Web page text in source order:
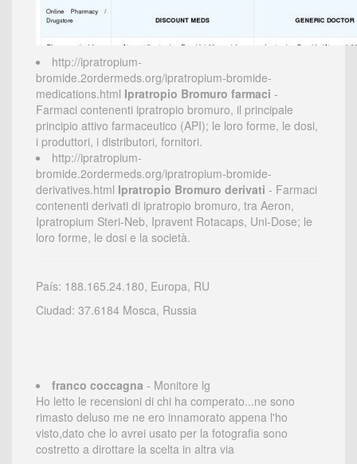
http://ipratropium-
bromide.2ordermeds.org/ipratropium-bromide-
medications.html Ipratropio Bromuro farmaci -
Farmaci contenenti ipratropio bromuro, il principale
principio attivo farmaceutico (API); le loro forme, le dosi,
i produttori, i distributori, fornitori.
http://ipratropium-
bromide.2ordermeds.org/ipratropium-bromide-
derivatives.html Ipratropio Bromuro derivati - Farmaci
contenenti derivati di ipratropio bromuro, tra Aeron,
Ipratropium Steri-Neb, Ipravent Rotacaps, Uni-Dose; le
loro forme, le dosi e la società.
País: 188.165.24.180, Europa, RU
Ciudad: 37.6184 Mosca, Russia
franco coccagna - Monitore lg
Ho letto le recensioni di chi ha comperato...ne sono
rimasto deluso me ne ero innamorato appena l'ho
visto,dato che lo avrei usato per la fotografia sono
costretto a dirottare la scelta in altra via